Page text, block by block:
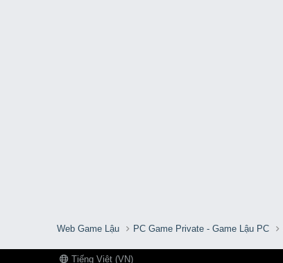
Web Game Lậu PC Game Private - Game Lậu PC
Tiếng Việt (VN)